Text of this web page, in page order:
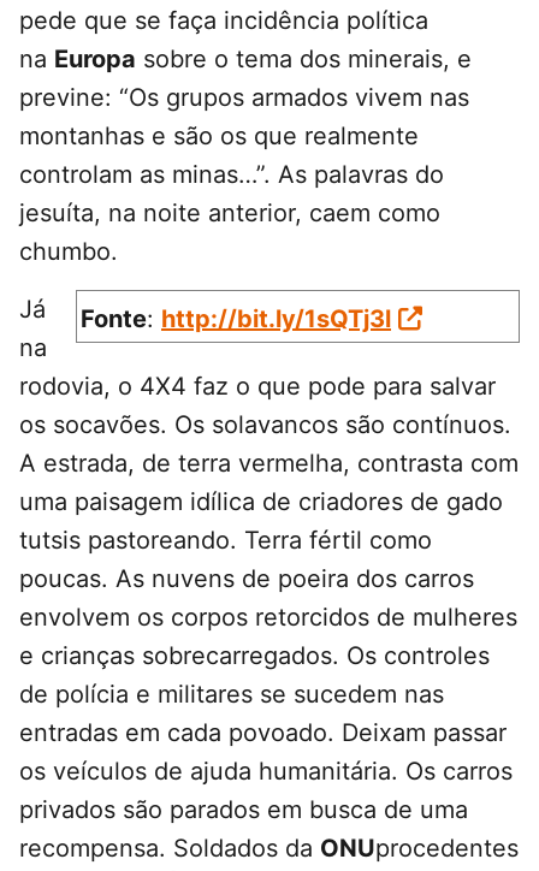
pede que se faça incidência política
na Europa sobre o tema dos minerais, e
previne: “Os grupos armados vivem nas
montanhas e são os que realmente
controlam as minas…”. As palavras do
jesuíta, na noite anterior, caem como
chumbo.
Fonte: http://bit.ly/1sQTj3l
Já
na
rodovia, o 4X4 faz o que pode para salvar
os socavões. Os solavancos são contínuos.
A estrada, de terra vermelha, contrasta com
uma paisagem idílica de criadores de gado
tutsis pastoreando. Terra fértil como
poucas. As nuvens de poeira dos carros
envolvem os corpos retorcidos de mulheres
e crianças sobrecarregados. Os controles
de polícia e militares se sucedem nas
entradas em cada povoado. Deixam passar
os veículos de ajuda humanitária. Os carros
privados são parados em busca de uma
recompensa. Soldados da ONUprocedentes